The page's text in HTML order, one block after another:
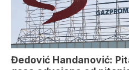
Đedović Handanović: